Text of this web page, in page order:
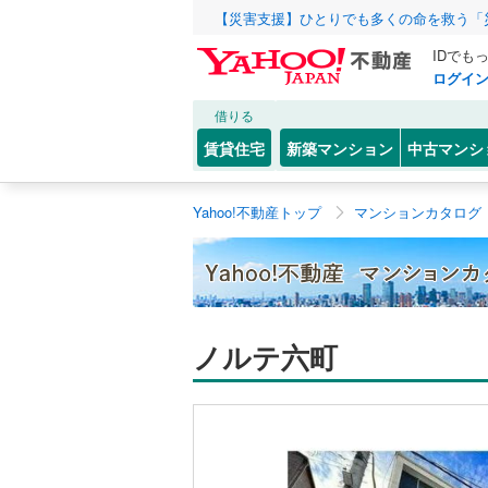
【災害支援】ひとりでも多くの命を救う
IDでも
ログイン
借りる
賃貸住宅 新築マンション 中古マンシ
Yahoo!不動産トップ マンションカタログ
ノルテ六町